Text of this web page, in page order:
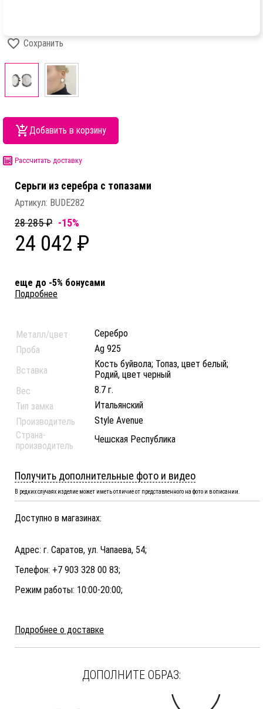
Сохранить
Добавить в корзину
Рассчитать доставку
Серьги из серебра c топазами
Артикул: BUDE282
28 285 ₽ -15%
24 042 ₽
еще до -5% бонусами
Подробнее
Металл/цвет
Серебро
Проба
Ag 925
Вставка
Кость буйвола; Топаз, цвет белый;
Родий, цвет черный
Вес
8.7 г.
Тип замка
Итальянский
Производитель
Style Avenue
Страна-
производитель
Чешская Республика
Получить дополнительные фото и видео
В редких случаях изделие может иметь отличие от представленного на фото и в описании.
Доступно в магазинах:
Адрес: г. Саратов, ул. Чапаева, 54;
Телефон: +7 903 328 00 83;
Режим работы: 10:00-20:00;
Подробнее о доставке
ДОПОЛНИТЕ ОБРАЗ: